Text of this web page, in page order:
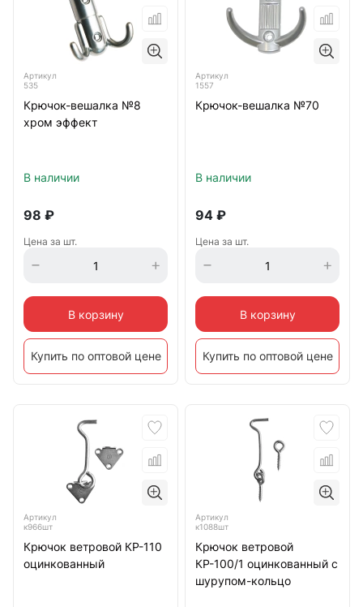
Артикул
535
Крючок-вешалка №8
хром эффект
В наличии
98 ₽
Цена за шт.
В корзину
Купить по оптовой цене
Артикул
1557
Крючок-вешалка №70
В наличии
94 ₽
Цена за шт.
В корзину
Купить по оптовой цене
Артикул
к966шт
Крючок ветровой КР-110
оцинкованный
Артикул
к1088шт
Крючок ветровой
КР-100/1 оцинкованный с
шурупом-кольцо